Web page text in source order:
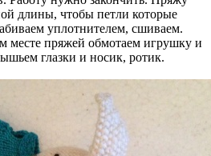
длины, чтобы петли которые
уплотнителем, сшиваем.
пряжей обмотаем игрушку и
глазки и носик, ротик.